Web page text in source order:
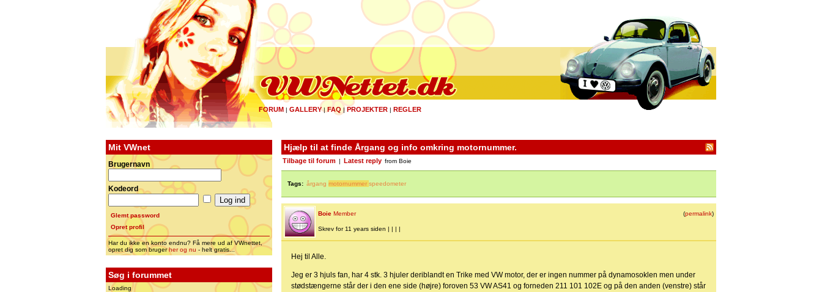
FORUM | GALLERY|FAQ | PROJEKTER | REGLER
Mit VWnet
Brugernavn
Kodeord
Glemt password
Opret profil
Har du ikke en konto endnu? Få mere ud af VWnettet,
opret dig som brugerher og nu - helt gratis...
Søg i forummet
Loading
Hjælp til at finde Årgang og info omkring motornummer.
Tilbage til forum Latest reply from Boie
Tags: årgang motornummer speedometer
(permalink)
Boie Member
Skrev for 11 years siden | | | |
Hej til Alle.
Jeg er 3 hjuls fan, har 4 stk. 3 hjuler deriblandt en Trike med VW motor, der er ingen nummer på dynamosoklen men under
stødstængerne står der i den ene side (højre) foroven 53 VW AS41 og forneden 211 101 102E og på den anden (venstre) står